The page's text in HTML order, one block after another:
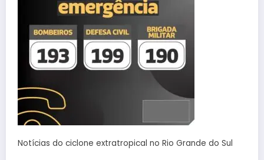
Notícias do ciclone extratropical no Rio Grande do Sul